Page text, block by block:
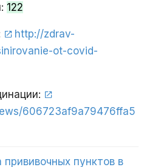
122
http://zdrav-
ot-covid-
606723af9a79476ffa5
прививочных пунктов в